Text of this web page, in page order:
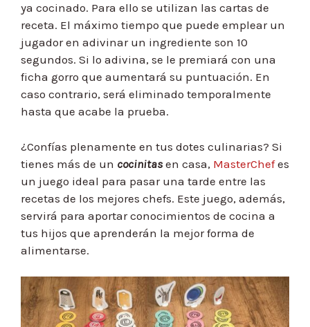
ya cocinado. Para ello se utilizan las cartas de
receta. El máximo tiempo que puede emplear un
jugador en adivinar un ingrediente son 10
segundos. Si lo adivina, se le premiará con una
ficha gorro que aumentará su puntuación. En
caso contrario, será eliminado temporalmente
hasta que acabe la prueba.
¿Confías plenamente en tus dotes culinarias? Si
tienes más de un cocinitas en casa, MasterChefes
un juego ideal para pasar una tarde entre las
recetas de los mejores chefs. Este juego, además,
servirá para aportar conocimientos de cocina a
tus hijos que aprenderán la mejor forma de
alimentarse.